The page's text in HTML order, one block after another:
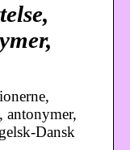
antonymer,
Dansk